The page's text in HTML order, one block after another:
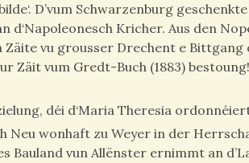
D’vum Schwarzenburg
d‘Napoleonesch Kricher. Aus den
Zäite vu grousser Drechent e Bittgang
Zäit vum Gredt-Buch (1883)
déi d‘Maria Theresia
Neu wonhaft zu Weyer in der
Bauland vun Allënster ernimmt an